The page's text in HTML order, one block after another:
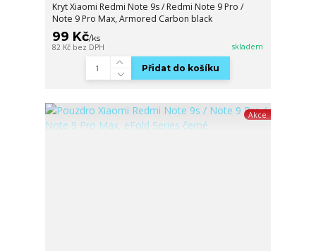
Kryt Xiaomi Redmi Note 9s / Redmi Note 9 Pro /
Note 9 Pro Max, Armored Carbon black
99 Kč/ks
82 Kč bez DPH skladem
Přidat do košíku
Akce